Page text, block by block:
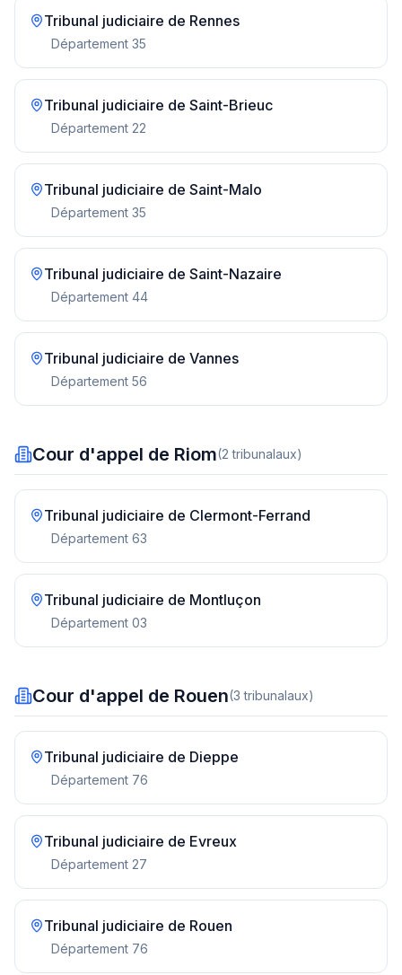
Tribunal judiciaire de Rennes
Département 35
Tribunal judiciaire de Saint-Brieuc
Département 22
Tribunal judiciaire de Saint-Malo
Département 35
Tribunal judiciaire de Saint-Nazaire
Département 44
Tribunal judiciaire de Vannes
Département 56
Cour d'appel de Riom(2 tribunalaux)
Tribunal judiciaire de Clermont-Ferrand
Département 63
Tribunal judiciaire de Montluçon
Département 03
Cour d'appel de Rouen(3 tribunalaux)
Tribunal judiciaire de Dieppe
Département 76
Tribunal judiciaire de Evreux
Département 27
Tribunal judiciaire de Rouen
Département 76